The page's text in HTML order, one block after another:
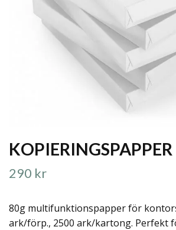
290 kr
80g multifunktionspapper för
ark/förp., 2500 ark/kartong. Perfekt